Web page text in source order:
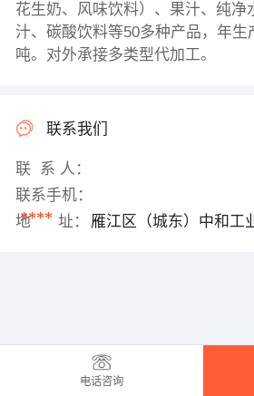
花生奶、风味饮料）、果汁、纯净
汁、碳酸饮料等50多种产品，年生
吨。对外承接多类型代加工。
联系我们
联 系 人：
联系手机：
****
地 址： 雁江区（城东）中和工
电话咨询